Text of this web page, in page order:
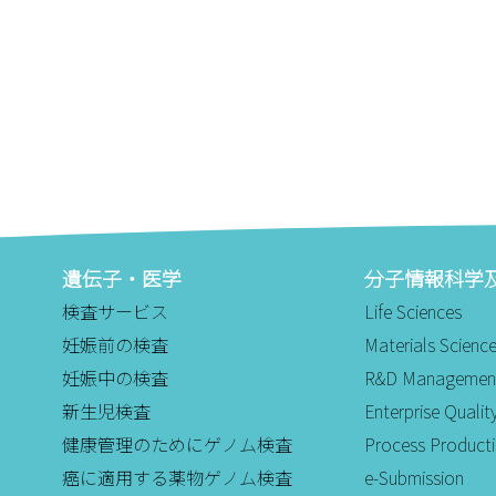
遺伝子・医学
検査サービス
妊娠前の検査
妊娠中の検査
新生児検査
健康管理のためにゲノム検査
癌に適用する薬物ゲノム検査
分子情報科学
Life Sciences
Materials
R&D
Enterprise
Process
e-Submission